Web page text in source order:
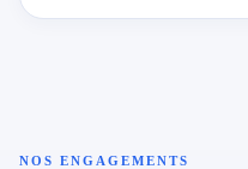
NOS ENGAGEMENTS